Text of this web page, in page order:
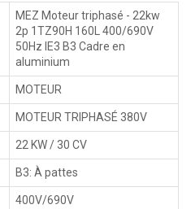
MEZ Moteur triphasé - 22kw
2p 1TZ90H 160L 400/690V
50Hz IE3 B3 Cadre en
aluminium
MOTEUR
MOTEUR TRIPHASÉ 380V
22 KW / 30 CV
B3: À pattes
400V/690V